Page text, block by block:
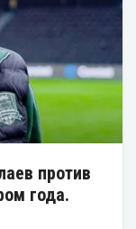
против
года.